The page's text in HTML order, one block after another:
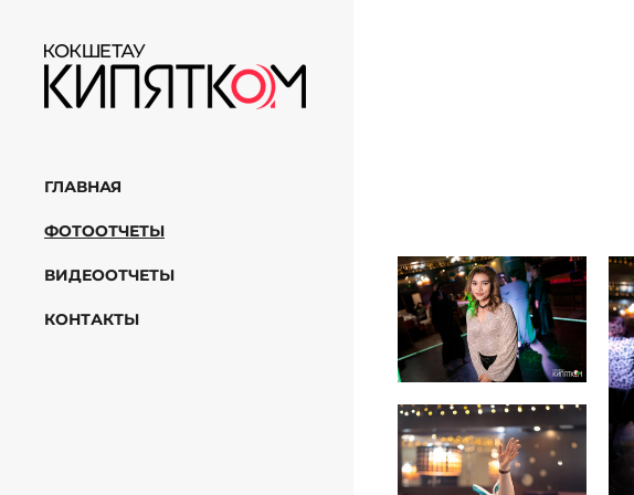
ГЛАВНАЯ
ФОТООТЧЕТЫ
ВИДЕООТЧЕТЫ
КОНТАКТЫ